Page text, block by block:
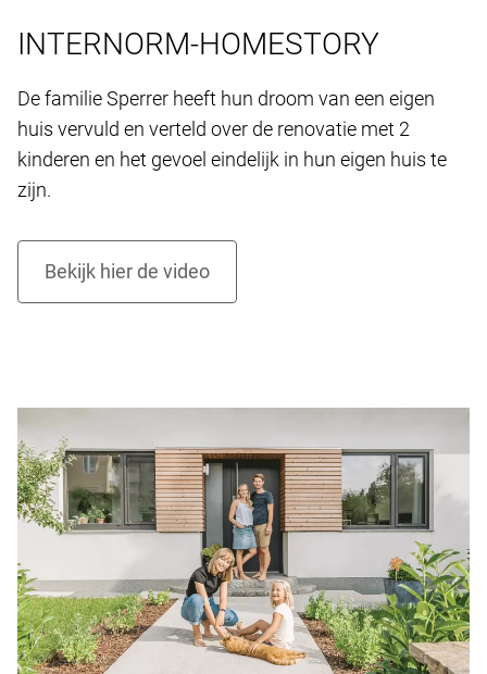
INTERNORM-HOMESTORY
De familie Sperrer heeft hun droom van een eigen ​​
huis vervuld en verteld over de renovatie met 2
kinderen en het gevoel eindelijk in hun eigen huis te
zijn.